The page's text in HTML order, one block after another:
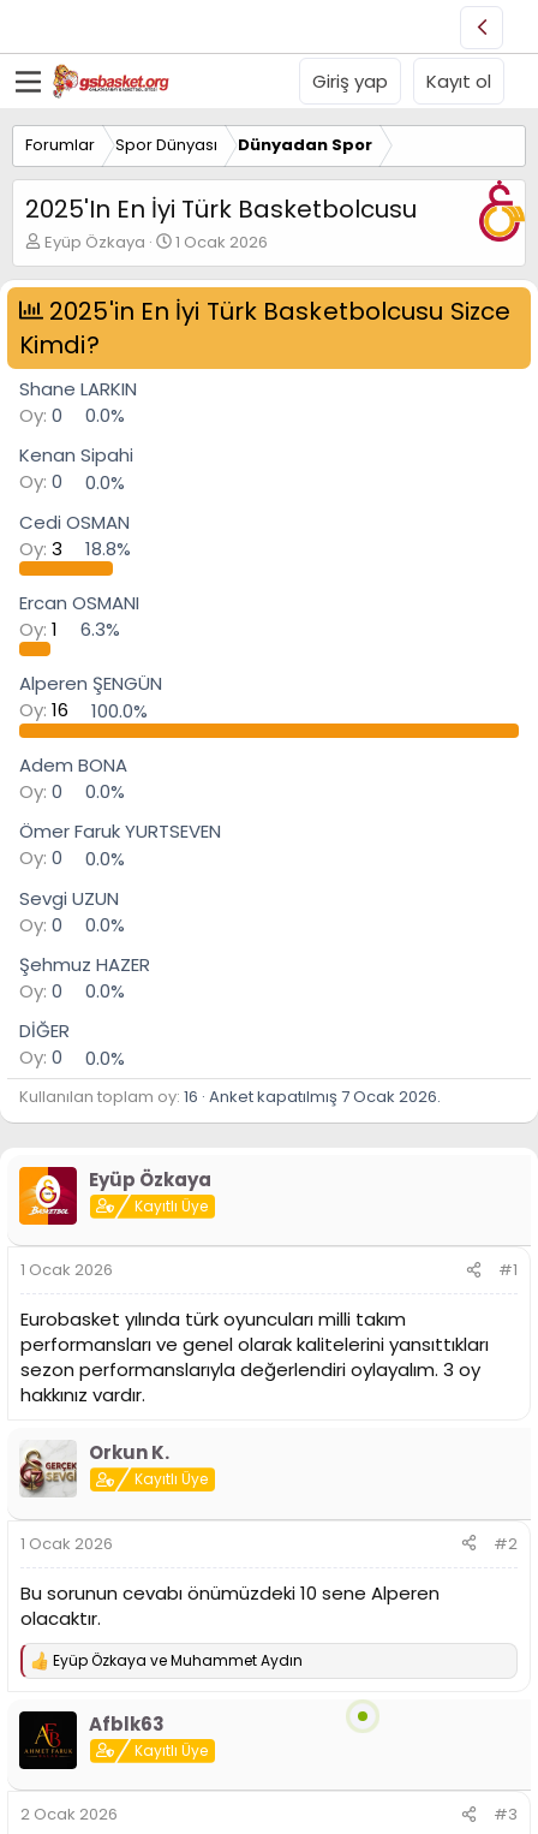
Giriş yap Kayıt ol
Forumlar Spor Dünyası Dünyadan Spor
2025'In En İyi Türk Basketbolcusu
K
o
n
u
y
u
B
a
ş
a
t
n
Eyüp Özkaya
B
a
ş
l
a
g
1 Ocak 2026
2025'in En İyi Türk Basketbolcusu Sizce
Kimdi?
Shane LARKIN
Oy: 0
0.0%
Kenan Sipahi
Oy: 0
0.0%
Cedi OSMAN
Oy: 3 18.8%
Ercan OSMANI
Oy: 1 6.3%
Alperen ŞENGÜN
Oy: 16 100.0%
Adem BONA
Oy: 0
0.0%
Ömer Faruk YURTSEVEN
Oy: 0
0.0%
Sevgi UZUN
Oy: 0
0.0%
Şehmuz HAZER
Oy: 0
0.0%
DİĞER
Oy: 0 0.0%
Kullanılan toplam oy 16 Anket kapatılmış 7 Ocak 2026.
Eyüp Özkaya
Kayıtlı Üye
1 Ocak 2026 #1
Eurobasket yılında türk oyuncuları milli takım
performansları ve genel olarak kalitelerini yansıttıkları
sezon performanslarıyla değerlendiri oylayalım. 3 oy
hakkınız vardır.
Orkun K.
Kayıtlı Üye
1 Ocak 2026 #2
Bu sorunun cevabı önümüzdeki 10 sene Alperen
olacaktır.
T
i
l
:
Eyüp Özkaya veMuhammet Aydın
Afblk63
Kayıtlı Üye
2 Ocak 2026 #3